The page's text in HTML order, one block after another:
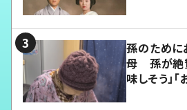
孫のために
母 孫が絶
味しそう」